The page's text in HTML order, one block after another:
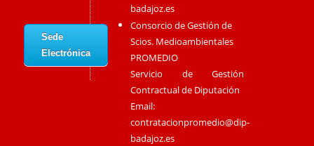
Sede
Electrónica
badajoz.es
Consorcio de Gestión de
Scios. Medioambientales
PROMEDIO
Servicio de Gestión
Contractual de Diputación
Email:
contratacionpromedio@dip-
badajoz.es